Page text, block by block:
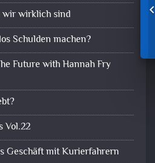
wirklich sind
Schulden machen?
Future with Hannah Fry
Vol.22
Geschäft mit Kurierfahrern